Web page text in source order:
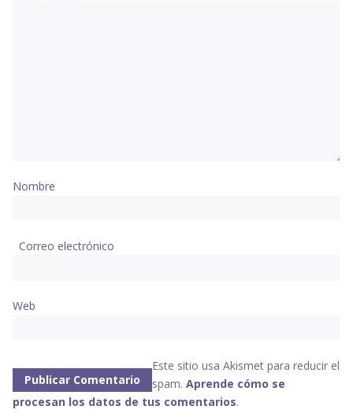
Nombre
Correo electrónico
Web
Este sitio usa Akismet para reducir el
spam. Aprende cómo se
procesan los datos de tus comentarios.